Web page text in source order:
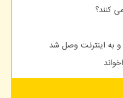
کنند؟
به اینترنت وصل شد